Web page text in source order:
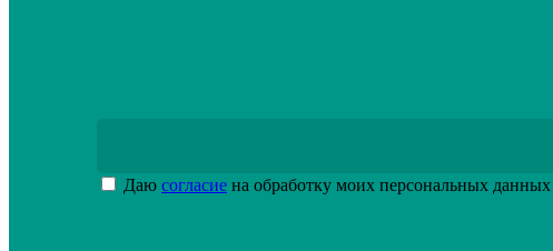
Даю согласие на обработку моих персональных